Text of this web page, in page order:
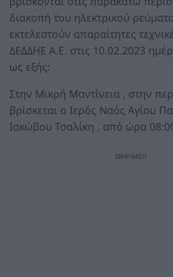
διακοπή του ηλεκτρικού
εκτελεστούν απαραίτητες
ΔΕΔΔΗΕ Α.Ε. στις 10.02.2023
ως εξής:
Στην Μικρή Μαντίνεια , στην
βρίσκεται ο Ιερός Ναός Αγίου
Ιακώβου Τσαλίκη , από ώρα